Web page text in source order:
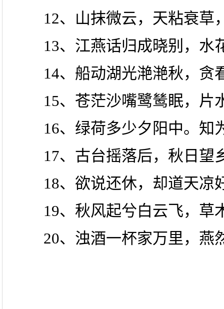
12、山抹微云，天粘衰草
13、江燕话归成晓别，水
14、船动湖光滟滟秋，贪
15、苍茫沙嘴鹭鸶眠，片
16、绿荷多少夕阳中。知
17、古台摇落后，秋日望
18、欲说还休，却道天凉
19、秋风起兮白云飞，草
20、浊酒一杯家万里，燕